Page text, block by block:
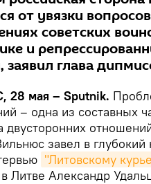
от увязки
советских
и
заявил глава
мая – Sputnik.
– одна из составных
двусторонних
завел в глубокий
"Литовскому
Литве Александр